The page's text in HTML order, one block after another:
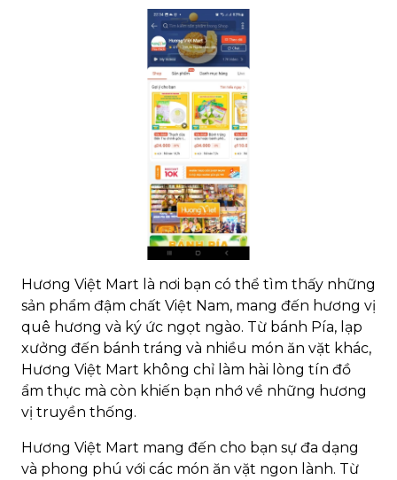
Hương Việt Mart là nơi bạn có thể tìm thấy những
sản phẩm đậm chất Việt Nam, mang đến hương vị
quê hương và ký ức ngọt ngào. Từ bánh Pía, lạp
xưởng đến bánh tráng và nhiều món ăn vặt khác,
Hương Việt Mart không chỉ làm hài lòng tín đồ
ẩm thực mà còn khiến bạn nhớ về những hương
vị truyền thống.
Hương Việt Mart mang đến cho bạn sự đa dạng
và phong phú với các món ăn vặt ngon lành. Từ